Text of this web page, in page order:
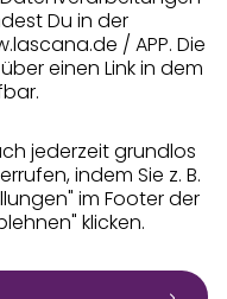
Du in der
/ APP. Die
einen Link in dem
jederzeit grundlos
indem Sie z. B.
im Footer der
klicken.